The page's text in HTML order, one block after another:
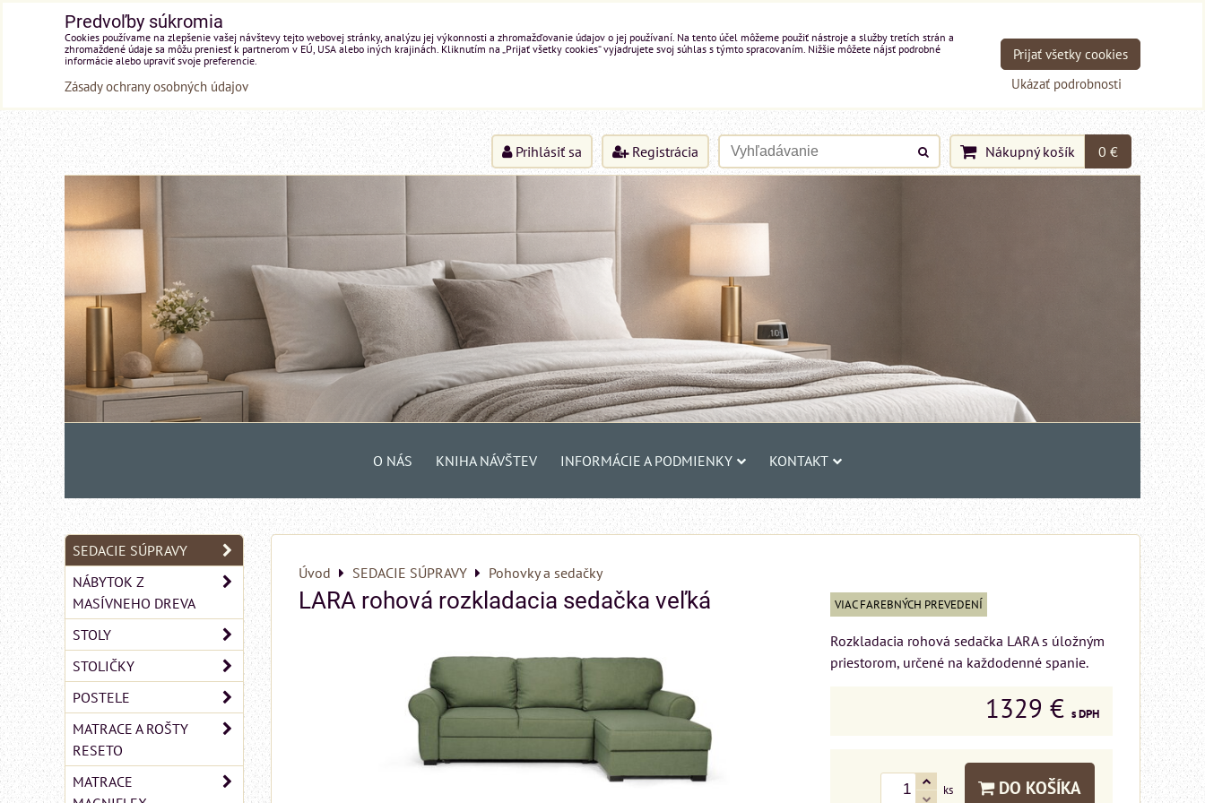
Prihlásiť sa Registrácia Nákupný košík 0 €
O NÁS KNIHA NÁVŠTEV INFORMÁCIE A PODMIENKY KONTAKT
Úvod SEDACIE SÚPRAVY Pohovky a sedačky
LARA rohová rozkladacia sedačka veľká VIAC FAREBNÝCH PREVEDENÍ
Rozkladacia rohová sedačka LARA s úložným
priestorom, určené na každodenné spanie.
1329 € s DPH
ks DO KOŠÍKA
SEDACIE SÚPRAVY
NÁBYTOK Z
MASÍVNEHO DREVA
STOLY
STOLIČKY
POSTELE
MATRACE A ROŠTY
RESETO
MATRACE
Predvoľby súkromia
Cookies používame na zlepšenie vašej návštevy tejto webovej stránky, analýzu jej výkonnosti a zhromažďovanie údajov o jej používaní. Na tento účel môžeme použiť nástroje a služby tretích strán a
zhromaždené údaje sa môžu preniesť k partnerom v EÚ, USA alebo iných krajinách. Kliknutím na „Prijať všetky cookies“ vyjadrujete svoj súhlas s týmto spracovaním. Nižšie môžete nájsť podrobné
informácie alebo upraviť svoje preferencie.
Zásady ochrany osobných údajov Ukázať podrobnosti
Prijať všetky cookies